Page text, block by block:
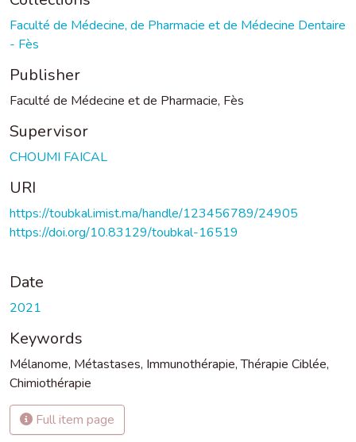
Faculté de Médecine, de Pharmacie et de Médecine Dentaire
- Fès
Publisher
Faculté de Médecine et de Pharmacie, Fès
Supervisor
CHOUMI FAICAL
URI
https://toubkal.imist.ma/handle/123456789/24905
https://doi.org/10.83129/toubkal-16519
Date
2021
Keywords
Mélanome, Métastases, Immunothérapie,Thérapie Ciblée,
Chimiothérapie
Full item page